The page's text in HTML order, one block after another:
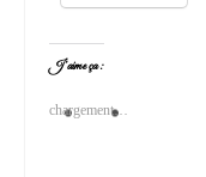
J’aime ça :
chargement…